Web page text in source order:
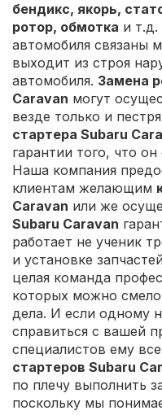
бендикс, якорь,
ротор, обмотка и
автомобиля связаны
выходит из строя
автомобиля. Замена
Caravan могут
везде только и
стартера Subaru
гарантии того, что
Наша компания
клиентам желающим
Caravan или же
Subaru Caravan
работает не ученик
и установке
целая команда
которых можно смело
дела. И если одному
справиться с вашей
специалистов ему
стартеров Subaru
по плечу выполнить
поскольку мы